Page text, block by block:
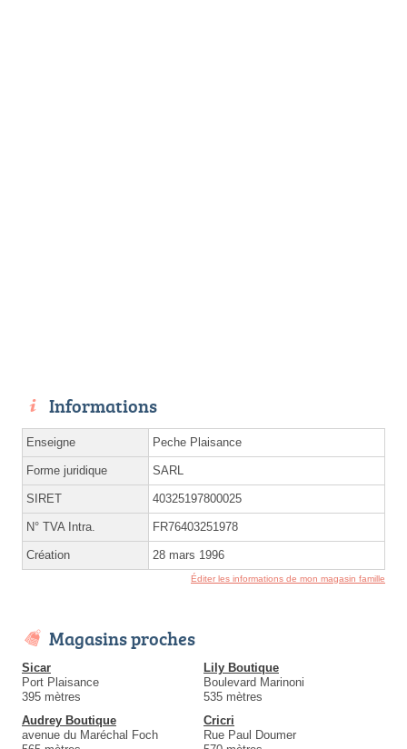
Informations
Enseigne Peche Plaisance
Forme juridique SARL
SIRET 40325197800025
N° TVA Intra. FR76403251978
Création 28 mars 1996
Éditer les informations de mon magasin famille
Magasins proches
Sicar
Port Plaisance
395 mètres
Lily Boutique
Boulevard Marinoni
535 mètres
Audrey Boutique
avenue du Maréchal Foch
Cricri
Rue Paul Doumer